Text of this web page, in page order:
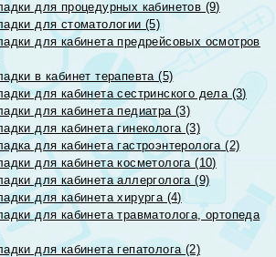
для процедурных кабинетов (9)
для стоматологии (5)
для кабинета предрейсовых осмотров
в кабинет терапевта (5)
для кабинета сестринского дела (3)
для кабинета педиатра (3)
для кабинета гинеколога (3)
для кабинета гастроэнтеролога (2)
для кабинета косметолога (10)
для кабинета аллерголога (9)
для кабинета хирурга (4)
для кабинета травматолога, ортопеда
для кабинета гепатолога (2)